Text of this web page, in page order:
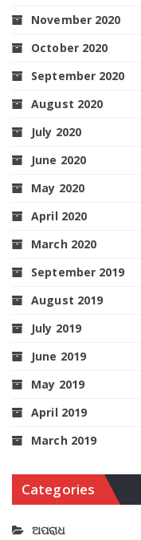
November 2020
October 2020
September 2020
August 2020
July 2020
June 2020
May 2020
April 2020
March 2020
September 2019
August 2019
July 2019
June 2019
May 2019
April 2019
March 2019
Categories
ଅପରାଧ